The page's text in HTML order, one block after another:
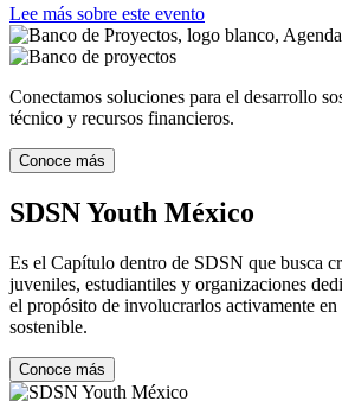
Lee más sobre este evento
Conectamos soluciones para el desarrollo
técnico y recursos financieros.
Conoce más
SDSN Youth México
Es el Capítulo dentro de SDSN que busca
juveniles, estudiantiles y organizaciones
el propósito de involucrarlos activamente en
sostenible.
Conoce más